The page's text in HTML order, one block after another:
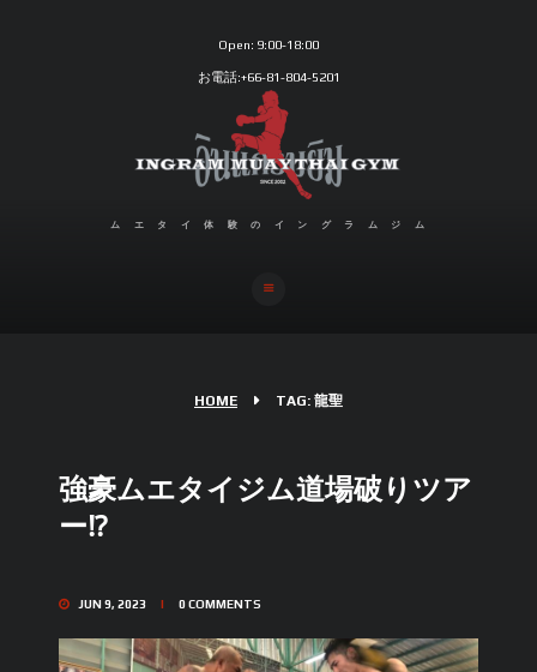
Open: 9:00-18:00
お電話:+66-81-804-5201
ムエタイ体験のイングラムジム
HOME TAG: 龍聖
強豪ムエタイジム道場破りツア
ー⁉︎
JUN 9, 2023 0COMMENTS